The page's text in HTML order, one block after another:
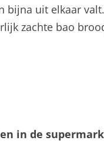
bijna uit elkaar
zachte bao
in de